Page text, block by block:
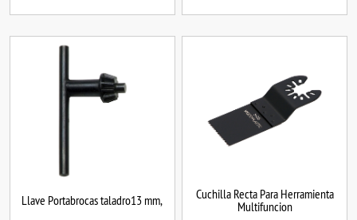
Llave Portabrocas taladro13 mm,
Cuchilla Recta Para Herramienta
Multifuncion